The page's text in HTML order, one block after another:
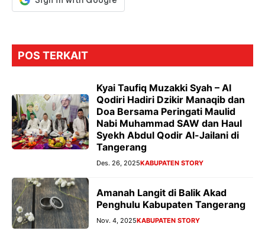
POS TERKAIT
Kyai Taufiq Muzakki Syah – Al
Qodiri Hadiri Dzikir Manaqib dan
Doa Bersama Peringati Maulid
Nabi Muhammad SAW dan Haul
Syekh Abdul Qodir Al-Jailani di
Tangerang
Des. 26, 2025KABUPATEN STORY
Amanah Langit di Balik Akad
Penghulu Kabupaten Tangerang
Nov. 4, 2025KABUPATEN STORY